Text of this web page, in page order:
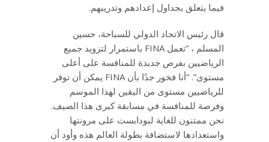
فيما يتعلق بجداول إعدادهم وتدريبهم.
قال رئيس الاتحاد الدولي للسباحة، حسين
المسلم ، “تعمل FINA باستمرار لتزويد جميع
الرياضيين بفرص جديدة للمنافسة على أعلى
مستوى”. “أنا فخور جدًا بأن FINA يمكن أن توفر
للرياضيين مستوى من اليقين لهذا الموسم
وفرصة للمنافسة في مسابقة كبرى هذا الصيف.
نحن ممتنون للغاية لبودابست على مرونتها
واستعدادها لاستضافة بطولة العالم هذه وأود أن